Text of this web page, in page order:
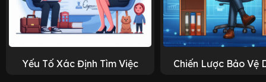
Yếu Tố Xác Định Tìm Việc Chiến Lược Bảo Vệ